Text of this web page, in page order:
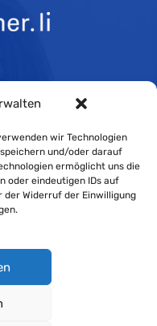
wir Technologien
und/oder darauf
ermöglicht uns die
oder eindeutigen IDs auf
der Widerruf der Einwilligung
Uhr
Uhr